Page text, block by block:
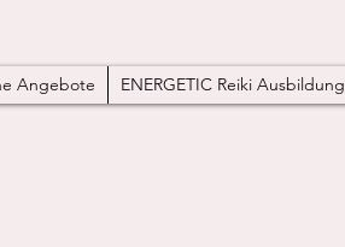
Angebote ENERGETIC Reiki Ausbildung